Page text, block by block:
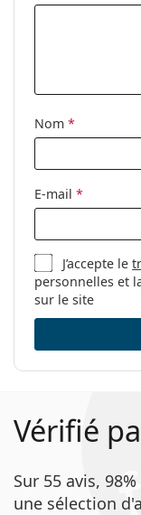
Nom *
E-mail *
J’accepte le
personnelles et
sur le site
Vérifié
Sur 55 avis,
une sélection